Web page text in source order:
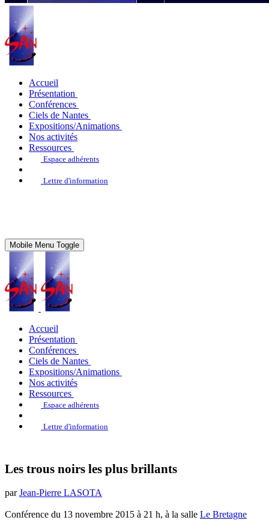
Accueil
Présentation
Conférences
Ciels de Nantes
Expositions/Animations
Nos activités
Ressources
Espace adhérents
Lettre d'information
Mobile Menu Toggle
Accueil
Présentation
Conférences
Ciels de Nantes
Expositions/Animations
Nos activités
Ressources
Espace adhérents
Lettre d'information
Les trous noirs les plus brillants
parJean-Pierre LASOTA
Conférence du 13 novembre 2015 à 21 h, à la salle Le Bretagne